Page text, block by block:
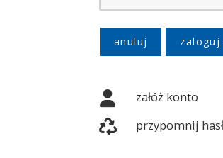
anuluj
załóż konto
przypomnij